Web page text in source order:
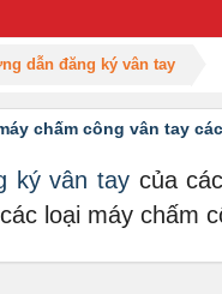
dẫn đăng ký vân tay
chấm công vân tay
ký vân tay của
loại máy chấm